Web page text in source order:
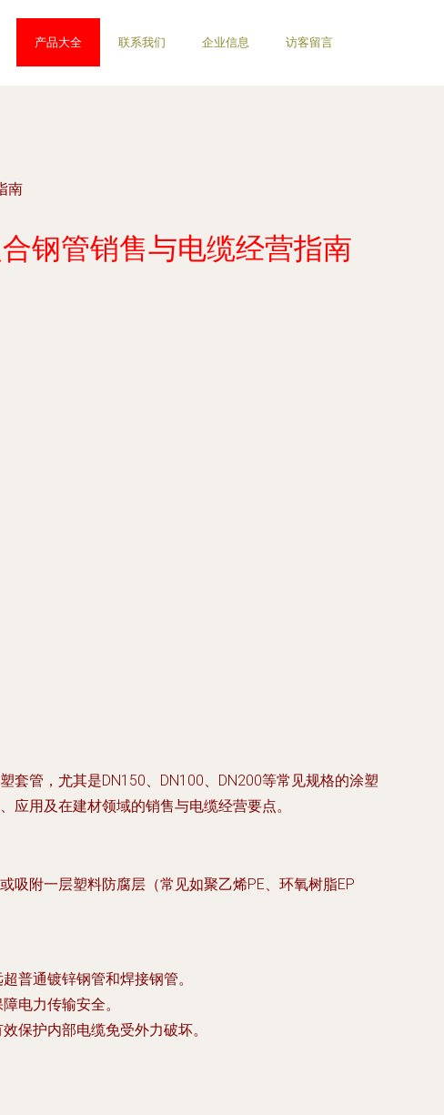
产品大全 联系我们 企业信息 访客留言
南
钢管销售与电缆经营指南
管，尤其是DN150、DN100、DN200等常见规格的涂塑
用及在建材领域的销售与电缆经营要点。
附一层塑料防腐层（常见如聚乙烯PE、环氧树脂EP
普通镀锌钢管和焊接钢管。
电力传输安全。
保护内部电缆免受外力破坏。